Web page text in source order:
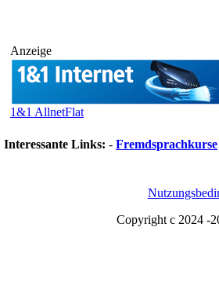
Anzeige
1&1 AllnetFlat
Interessante Links: - Fremdsprachkurse
Copyright c 2024 -